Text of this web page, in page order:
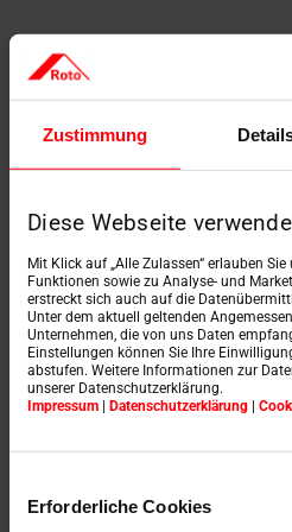
Zustimmung
Diese Webseite
Mit Klick auf „Alle Zulassen“ erlauben
Funktionen sowie zu Analyse- und
erstreckt sich auch auf die
Unter dem aktuell geltenden
Unternehmen, die von uns Daten
Einstellungen können Sie Ihre
abstufen. Weitere Informationen zur
unserer Datenschutzerklärung.
Impressum | Datenschutzerklärung |
Erforderliche Cookies
Dachfenstern auch
haben.
aus energetischen Gründen
sollten? Oder möchten Sie
ersten Mal Dachfenster
diesam besten zuerst.Denn
Der neue Fussboden
Wenn Sie erst die
und dann die
mehr Licht